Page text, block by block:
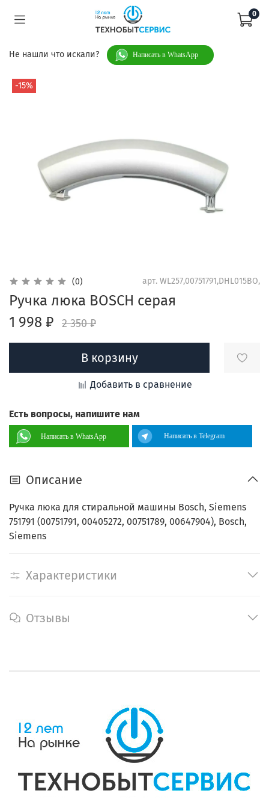
0
Не нашли что искали? Написать в WhatsApp
-15%
(0) арт. WL257,00751791,DHL015BO,
Ручка люка BOSCH серая
1 998 ₽
2 350 ₽
В корзину
Добавить в сравнение
Есть вопросы, напишите нам
Написать в WhatsApp Написать в Telegram
Описание
Ручка люка для стиральной машины Bosch, Siemens
751791 (00751791, 00405272, 00751789, 00647904), Bosch,
Siemens
Характеристики
Отзывы